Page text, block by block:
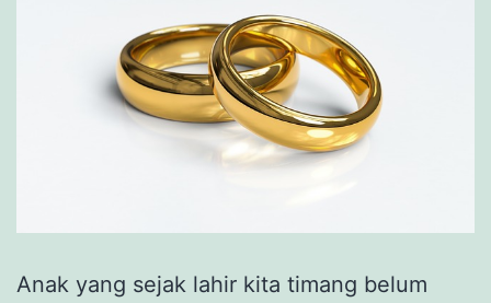
Anak yang sejak lahir kita timang belum